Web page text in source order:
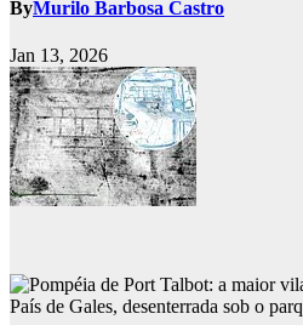
ByMurilo Barbosa Castro
Jan 13, 2026